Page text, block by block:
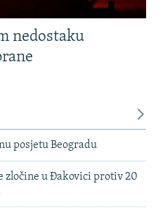
nedostaku
posjetu Beogradu
zločine u Đakovici protiv 20